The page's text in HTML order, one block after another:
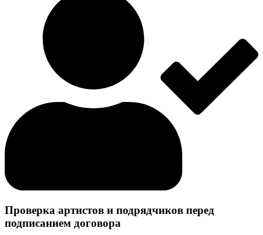
Проверка артистов и подрядчиков перед
подписанием договора